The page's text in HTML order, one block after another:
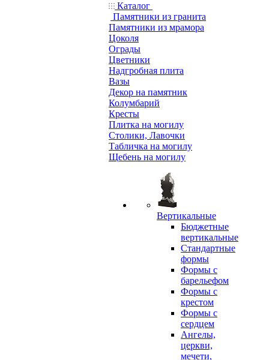
Каталог
Памятники из гранита
Памятники из мрамора
Цоколя
Ограды
Цветники
Надгробная плита
Вазы
Декор на памятник
Колумбарий
Кресты
Плитка на могилу
Столики, Лавочки
Табличка на могилу
Щебень на могилу
Вертикальные
Бюджетные
вертикальные
Стандартные
формы
Формы с
барельефом
Формы с
крестом
Формы с
сердцем
Ангелы,
церкви,
мечети,